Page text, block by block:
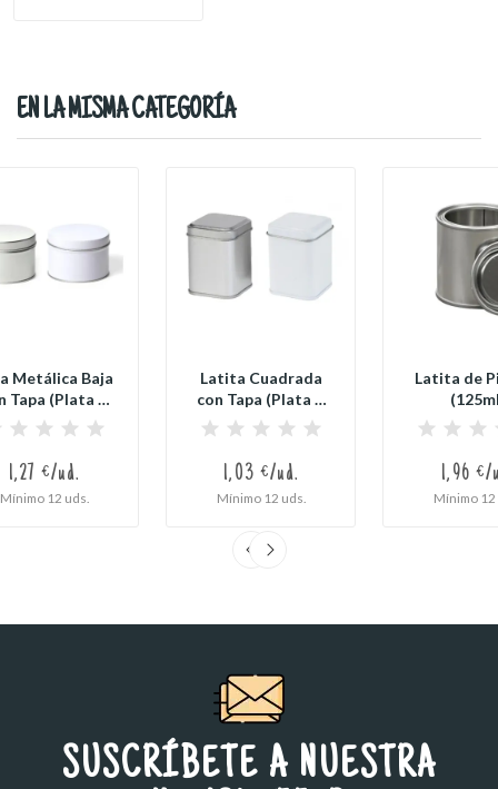
EN LA MISMA CATEGORÍA
Metálica Baja
Tapa (Plata o
Blanco)
1,27 €/ud.
Mínimo 12 uds.
Latita Cuadrada
con Tapa (Plata o
Blanco)
1,03 €/ud.
Mínimo 12 uds.
Latita de
1,96 €/
Mínimo 12
SUSCRÍBETE A NUESTRA